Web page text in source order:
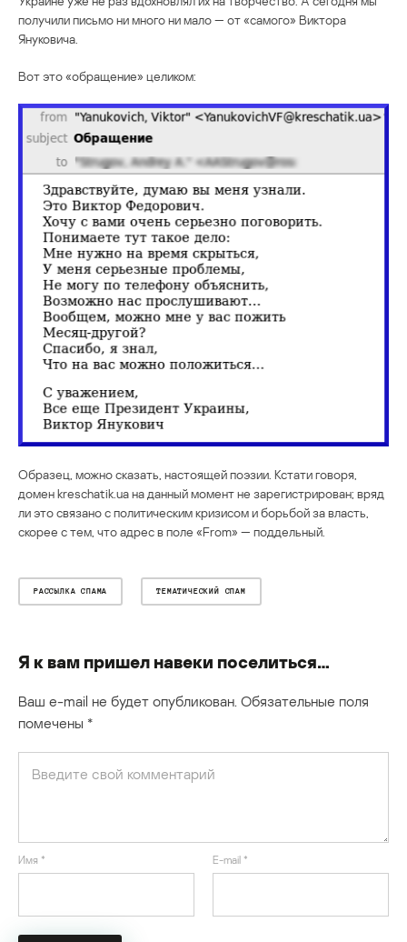
получили письмо ни много ни мало — от «самого» Виктора
Януковича.
Вот это «обращение» целиком:
Образец, можно сказать, настоящей поэзии. Кстати говоря,
домен kreschatik.ua на данный момент не зарегистрирован; вряд
ли это связано с политическим кризисом и борьбой за власть,
скорее с тем, что адрес в поле «From» — поддельный.
РАССЫЛКА СПАМА ТЕМАТИЧЕСКИЙ СПАМ
Я к вам пришел навеки поселиться…
Ваш e-mail не будет опубликован. Обязательные поля
помечены *
Имя * E-mail *